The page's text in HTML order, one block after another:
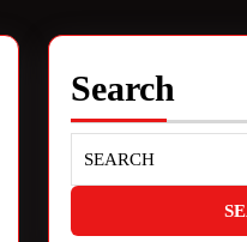
Search